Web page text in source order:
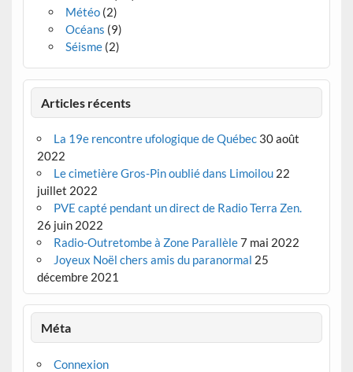
Météo(2)
Océans (9)
Séisme(2)
Articles récents
La 19e rencontre ufologique de Québec 30 août
2022
Le cimetière Gros-Pin oublié dans Limoilou 22
juillet 2022
PVE capté pendant un direct de Radio Terra Zen.
26 juin 2022
Radio-Outretombe à Zone Parallèle7 mai 2022
Joyeux Noël chers amis du paranormal 25
décembre 2021
Méta
Connexion